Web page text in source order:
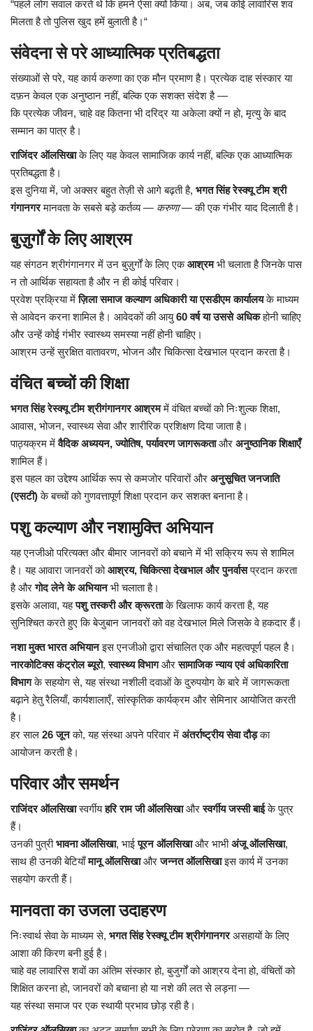
“पहले लोग सवाल करते थे कि हमने ऐसा क्यों किया। अब,जब कोई लावारिस शव
मिलता है तो पुलिस खुद हमें बुलाती है।“
संवेदना से परे आध्यात्मिक प्रतिबद्धता
संख्याओं से परे,यह कार्य करुणा का एक मौन प्रमाण है। प्रत्येक दाह संस्कार या
दफ़न केवल एक अनुष्ठान नहीं,बल्कि एक सशक्त संदेश है—
कि प्रत्येक जीवन,चाहे वह कितना भी दरिद्र या अकेला क्यों न हो,मृत्यु के बाद
सम्मान का पात्र है।
राजिंदर ऑलसिखा के लिए यह केवल सामाजिक कार्य नहीं,बल्कि एक आध्यात्मिक
प्रतिबद्धता है।
इस दुनिया में,जो अक्सर बहुत तेज़ी से आगे बढ़ती है, भगत सिंह रेस्क्यू टीम श्री
गंगानगर मानवता के सबसे बड़े कर्तव्य— करुणा—की एक गंभीर याद दिलाती है।
बुज़ुर्गों के लिए आश्रम
यह संगठन श्रीगंगानगर में उन बुज़ुर्गों के लिए एक आश्रम भी चलाता है जिनके पास
न तो आर्थिक सहायता है और न ही कोई परिवार।
प्रवेश प्रक्रिया में ज़िला समाज कल्याण अधिकारी या एसडीएम कार्यालय के माध्यम
से आवेदन करना शामिल है। आवेदकों की आयु 60वर्ष या उससे अधिक होनी चाहिए
और उन्हें कोई गंभीर स्वास्थ्य समस्या नहीं होनी चाहिए।
आश्रम उन्हें सुरक्षित वातावरण, भोजन और चिकित्सा देखभाल प्रदान करता है।
वंचित बच्चों की शिक्षा
भगत सिंह रेस्क्यू टीम श्रीगंगानगर आश्रम में वंचित बच्चों को निःशुल्क शिक्षा,
आवास, भोजन,स्वास्थ्य सेवा और शारीरिक प्रशिक्षण दिया जाता है।
पाठ्यक्रम में वैदिक अध्ययन,ज्योतिष,पर्यावरण जागरूकता और अनुष्ठानिक शिक्षाएँ
शामिल हैं।
इस पहल का उद्देश्य आर्थिक रूप से कमजोर परिवारों और अनुसूचित जनजाति
(एसटी) के बच्चों को गुणवत्तापूर्ण शिक्षा प्रदान कर सशक्त बनाना है।
पशु कल्याण और नशामुक्ति अभियान
यह एनजीओ परित्यक्त और बीमार जानवरों को बचाने में भी सक्रिय रूप से शामिल
है। यह आवारा जानवरों को आश्रय,चिकित्सा देखभाल और पुनर्वास प्रदान करता
है और गोद लेने के अभियान भी चलाता है।
इसके अलावा,यह पशु तस्करी और क्रूरता के खिलाफ कार्य करता है,यह
सुनिश्चित करते हुए कि बेजुबान जानवरों को वह देखभाल मिले जिसके वे हकदार हैं।
नशा मुक्त भारत अभियान इस एनजीओ द्वारा संचालित एक और महत्वपूर्ण पहल है।
नारकोटिक्स कंट्रोल ब्यूरो,स्वास्थ्य विभाग और सामाजिक न्याय एवं अधिकारिता
विभाग के सहयोग से,यह संस्था नशीली दवाओं के दुरुपयोग के बारे में जागरूकता
बढ़ाने हेतु रैलियाँ,कार्यशालाएँ,सांस्कृतिक कार्यक्रम और सेमिनार आयोजित करती
है।
हर साल 26जून को,यह संस्था अपने परिवार में अंतर्राष्ट्रीय सेवा दौड़ का
आयोजन करती है।
परिवार और समर्थन
राजिंदर ऑलसिखा स्वर्गीय हरि राम जी ऑलसिखा और स्वर्गीय जस्सी बाई के पुत्र
हैं।
उनकी पुत्री भावना ऑलसिखा, भाई पूरन ऑलसिखा और भाभी अंजू ऑलसिखा,
साथ ही उनकी बेटियाँ मानू ऑलसिखा और जन्नत ऑलसिखा इस कार्य में उनका
सहयोग करती हैं।
मानवता का उजला उदाहरण
निःस्वार्थ सेवा के माध्यम से, भगत सिंह रेस्क्यू टीम श्रीगंगानगर असहायों के लिए
आशा की किरण बनी हुई है।
चाहे वह लावारिस शवों का अंतिम संस्कार हो,बुजुर्गों को आश्रय देना हो,वंचितों को
शिक्षित करना हो,जानवरों को बचाना हो या नशे की लत से लड़ना—
यह संस्था समाज पर एक स्थायी प्रभाव छोड़ रही है।